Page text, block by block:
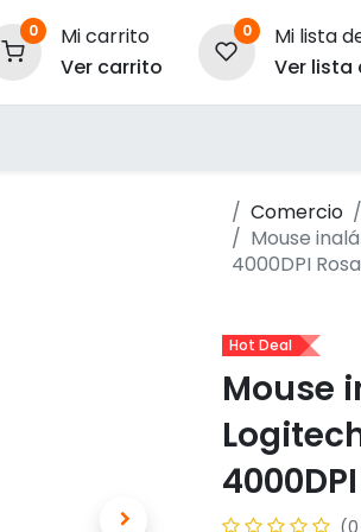
0
Mi carrito
Ver carrito
0
Mi lista
Ver lista
Comercio
Mouse
4000DPI Rosa
Hot Deal
Mouse